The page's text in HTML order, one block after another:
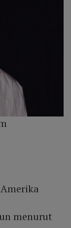
menurut